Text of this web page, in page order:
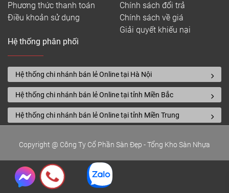
Phương thức thanh toán
Điều khoản sử dụng
Chính sách đổi trả
Chính sách về giá
Giải quyết khiếu nại
Hệ thống phân phối
Hệ thống chi nhánh bán lẻ Online tại Hà Nội
Hệ thống chi nhánh bán lẻ Online tại tỉnh Miền Bắc
Hệ thống chi nhánh bán lẻ Online tại tỉnh Miền Trung
Copyright @ Công Ty Cổ Phần Sàn Đẹp - Tổng Kho Sàn Nhựa